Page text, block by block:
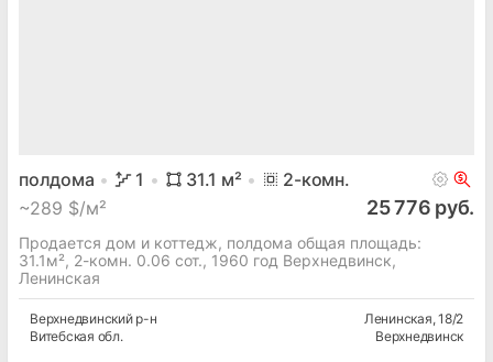
полдома 1 31.1 м² 2-комн.
~289 $/м² 25 776 руб.
Продается дом и коттедж, полдома общая площадь:
31.1м², 2-комн. 0.06 сот., 1960 год Верхнедвинск,
Ленинская
Верхнедвинскийр-н
Витебская обл.
Ленинская, 18/2
Верхнедвинск